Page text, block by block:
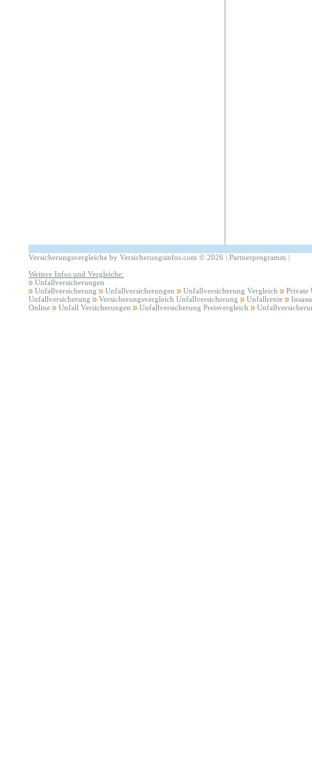
Versicherungsvergleiche by Versicherungsinfos.com © 2026 | Partnerprogramm |
Weitere Infos und Vergleiche:
Unfallversicherungen
Unfallversicherung
Unfallversicherungen Unfallversicherung Vergleich
Private
Unfallversicherung
Versicherungsvergleich Unfallversicherung Unfallrente
Online
Unfall Versicherungen Unfallversicherung Preisvergleich